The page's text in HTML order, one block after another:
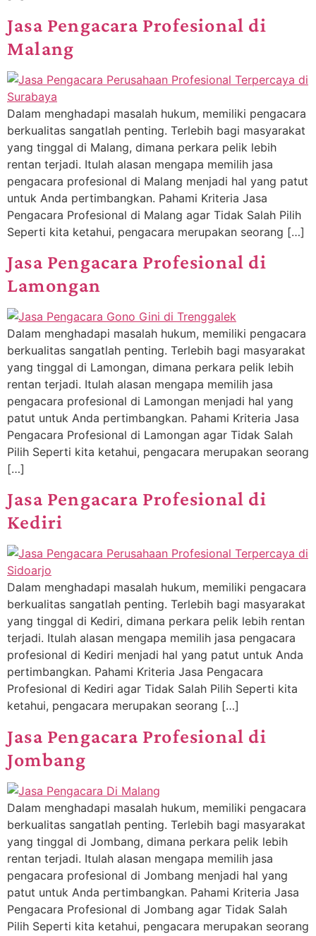
Jasa Pengacara Profesional di
Malang
Dalam menghadapi masalah hukum, memiliki pengacara
berkualitas sangatlah penting. Terlebih bagi masyarakat
yang tinggal di Malang, dimana perkara pelik lebih
rentan terjadi. Itulah alasan mengapa memilih jasa
pengacara profesional di Malang menjadi hal yang patut
untuk Anda pertimbangkan. Pahami Kriteria Jasa
Pengacara Profesional di Malang agar Tidak Salah Pilih
Seperti kita ketahui, pengacara merupakan seorang […]
Jasa Pengacara Profesional di
Lamongan
Dalam menghadapi masalah hukum, memiliki pengacara
berkualitas sangatlah penting. Terlebih bagi masyarakat
yang tinggal di Lamongan, dimana perkara pelik lebih
rentan terjadi. Itulah alasan mengapa memilih jasa
pengacara profesional di Lamongan menjadi hal yang
patut untuk Anda pertimbangkan. Pahami Kriteria Jasa
Pengacara Profesional di Lamongan agar Tidak Salah
Pilih Seperti kita ketahui, pengacara merupakan seorang
[…]
Jasa Pengacara Profesional di
Kediri
Dalam menghadapi masalah hukum, memiliki pengacara
berkualitas sangatlah penting. Terlebih bagi masyarakat
yang tinggal di Kediri, dimana perkara pelik lebih rentan
terjadi. Itulah alasan mengapa memilih jasa pengacara
profesional di Kediri menjadi hal yang patut untuk Anda
pertimbangkan. Pahami Kriteria Jasa Pengacara
Profesional di Kediri agar Tidak Salah Pilih Seperti kita
ketahui, pengacara merupakan seorang […]
Jasa Pengacara Profesional di
Jombang
Dalam menghadapi masalah hukum, memiliki pengacara
berkualitas sangatlah penting. Terlebih bagi masyarakat
yang tinggal di Jombang, dimana perkara pelik lebih
rentan terjadi. Itulah alasan mengapa memilih jasa
pengacara profesional di Jombang menjadi hal yang
patut untuk Anda pertimbangkan. Pahami Kriteria Jasa
Pengacara Profesional di Jombang agar Tidak Salah
Pilih Seperti kita ketahui, pengacara merupakan seorang